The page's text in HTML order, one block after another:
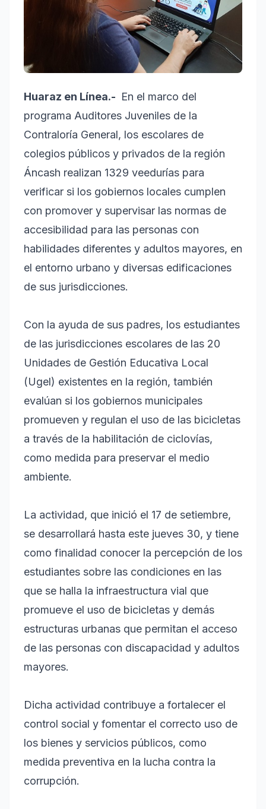
Huaraz en Línea.- En el marco del
programa Auditores Juveniles de la
Contraloría General, los escolares de
colegios públicos y privados de la región
Áncash realizan 1329 veedurías para
verificar si los gobiernos locales cumplen
con promover y supervisar las normas de
accesibilidad para las personas con
habilidades diferentes y adultos mayores, en
el entorno urbano y diversas edificaciones
de sus jurisdicciones.
Con la ayuda de sus padres, los estudiantes
de las jurisdicciones escolares de las 20
Unidades de Gestión Educativa Local
(Ugel) existentes en la región, también
evalúan si los gobiernos municipales
promueven y regulan el uso de las bicicletas
a través de la habilitación de ciclovías,
como medida para preservar el medio
ambiente.
La actividad, que inició el 17 de setiembre,
se desarrollará hasta este jueves 30, y tiene
como finalidad conocer la percepción de los
estudiantes sobre las condiciones en las
que se halla la infraestructura vial que
promueve el uso de bicicletas y demás
estructuras urbanas que permitan el acceso
de las personas con discapacidad y adultos
mayores.
Dicha actividad contribuye a fortalecer el
control social y fomentar el correcto uso de
los bienes y servicios públicos, como
medida preventiva en la lucha contra la
corrupción.